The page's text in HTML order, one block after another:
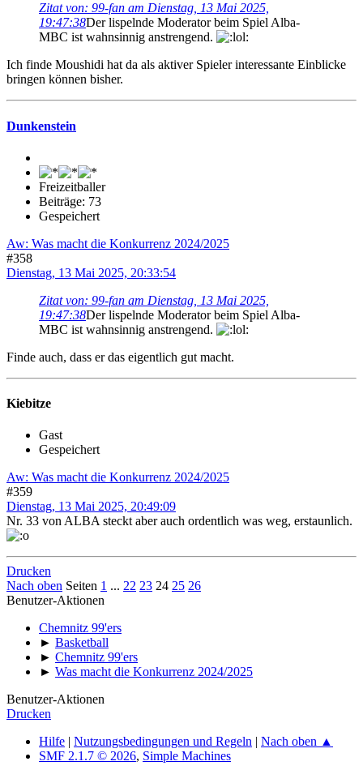
Zitat von: 99-fan am Dienstag, 13 Mai 2025,
19:47:38Der lispelnde Moderator beim Spiel Alba-
MBC ist wahnsinnig anstrengend.
Ich finde Moushidi hat da als aktiver Spieler interessante Einblicke
bringen können bisher.
Dunkenstein
Freizeitballer
Beiträge: 73
Gespeichert
Aw: Was macht die Konkurrenz 2024/2025
#358
Dienstag, 13 Mai 2025, 20:33:54
Zitat von: 99-fan am Dienstag, 13 Mai 2025,
19:47:38Der lispelnde Moderator beim Spiel Alba-
MBC ist wahnsinnig anstrengend.
Finde auch, dass er das eigentlich gut macht.
Kiebitze
Gast
Gespeichert
Aw: Was macht die Konkurrenz 2024/2025
#359
Dienstag, 13 Mai 2025, 20:49:09
Nr. 33 von ALBA steckt aber auch ordentlich was weg, erstaunlich.
Drucken
Nach oben Seiten 1 ... 22 23 24 25 26
Benutzer-Aktionen
Chemnitz 99'ers
► Basketball
► Chemnitz 99'ers
► Was macht die Konkurrenz 2024/2025
Benutzer-Aktionen
Drucken
Hilfe
Nutzungsbedingungen und Regeln
Nach oben ▲
SMF 2.1.7 © 2026, Simple Machines